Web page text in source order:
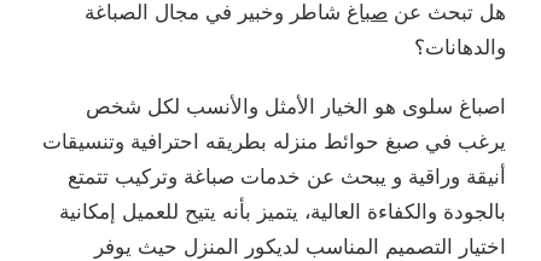
هل تبحث عن صباغ شاطر وخبير في مجال الصباغة
والدهانات؟
اصباغ سلوى هو الخيار الأمثل والأنسب لكل شخص
يرغب في صبغ حوائط منزله بطريقه احترافية وتنسيقات
أنيقة وراقية و يبحث عن خدمات صباغة وتركيب تتمتع
بالجودة والكفاءة العالية، يتميز بأنه يتيح للعميل إمكانية
اختيار التصميم المناسب لديكور المنزل حيث يوفر